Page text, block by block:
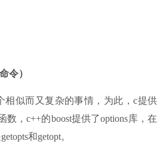
令）
相似而又复杂的事情，为此，c提供
数，c++的boost提供了options库，在
和getopt。